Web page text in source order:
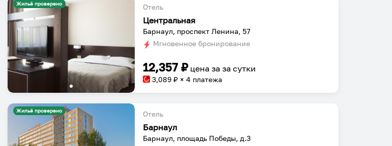
Жильё проверено Отель
Центральная
Барнаул, проспект Ленина, 57
Мгновенное бронирование
12,357 ₽ цена заза сутки
3,089 ₽ × 4 платежа
Жильё проверено Отель
Барнаул
Барнаул, площадь Победы, д.3